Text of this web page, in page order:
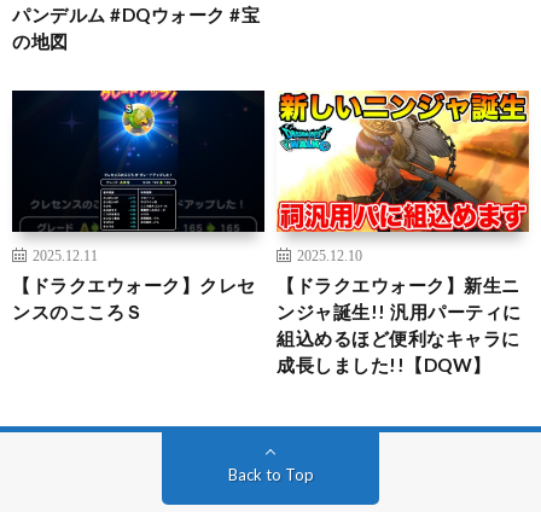
パンデルム #DQウォーク #宝
の地図
2025.12.11
【ドラクエウォーク】クレセ
ンスのこころＳ
2025.12.10
【ドラクエウォーク】新生ニ
ンジャ誕生!! 汎用パーティに
組込めるほど便利なキャラに
成長しました!!【DQW】
Back to Top